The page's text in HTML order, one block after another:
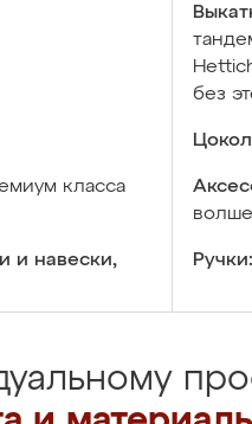
без
класса
и навески,
Ручки: